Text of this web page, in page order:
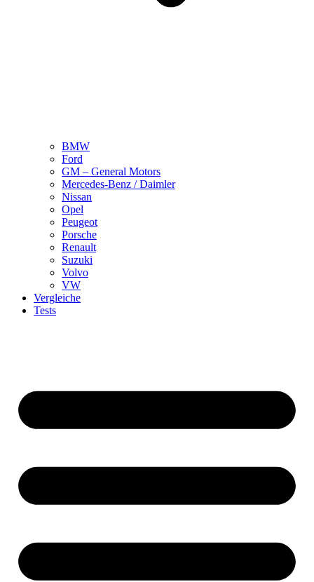
BMW
Ford
GM – General Motors
Mercedes-Benz / Daimler
Nissan
Opel
Peugeot
Porsche
Renault
Suzuki
Volvo
VW
Vergleiche
Tests